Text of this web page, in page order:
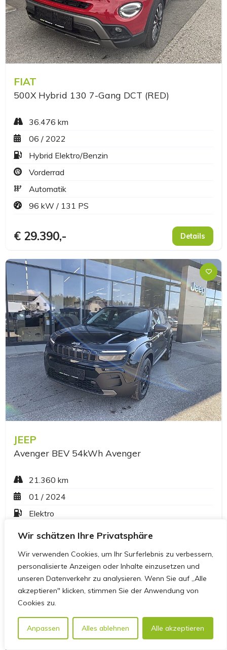
Wir schätzen Ihre Privatsphäre
Wir verwenden Cookies, um Ihr Surferlebnis zu verbessern,
personalisierte Anzeigen oder Inhalte einzusetzen und
unseren Datenverkehr zu analysieren. Wenn Sie auf „Alle
akzeptieren" klicken, stimmen Sie der Anwendung von
Cookies zu.
Anpassen Alles ablehnen Alle akzeptieren